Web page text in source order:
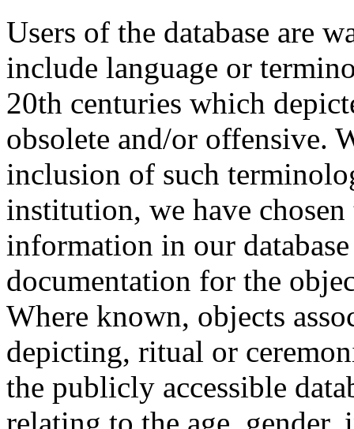
Users of the database are
include language or
20th centuries which
obsolete and/or offensive.
inclusion of such
institution, we have
information in our
documentation for the
Where known, objects
depicting, ritual or
the publicly accessible